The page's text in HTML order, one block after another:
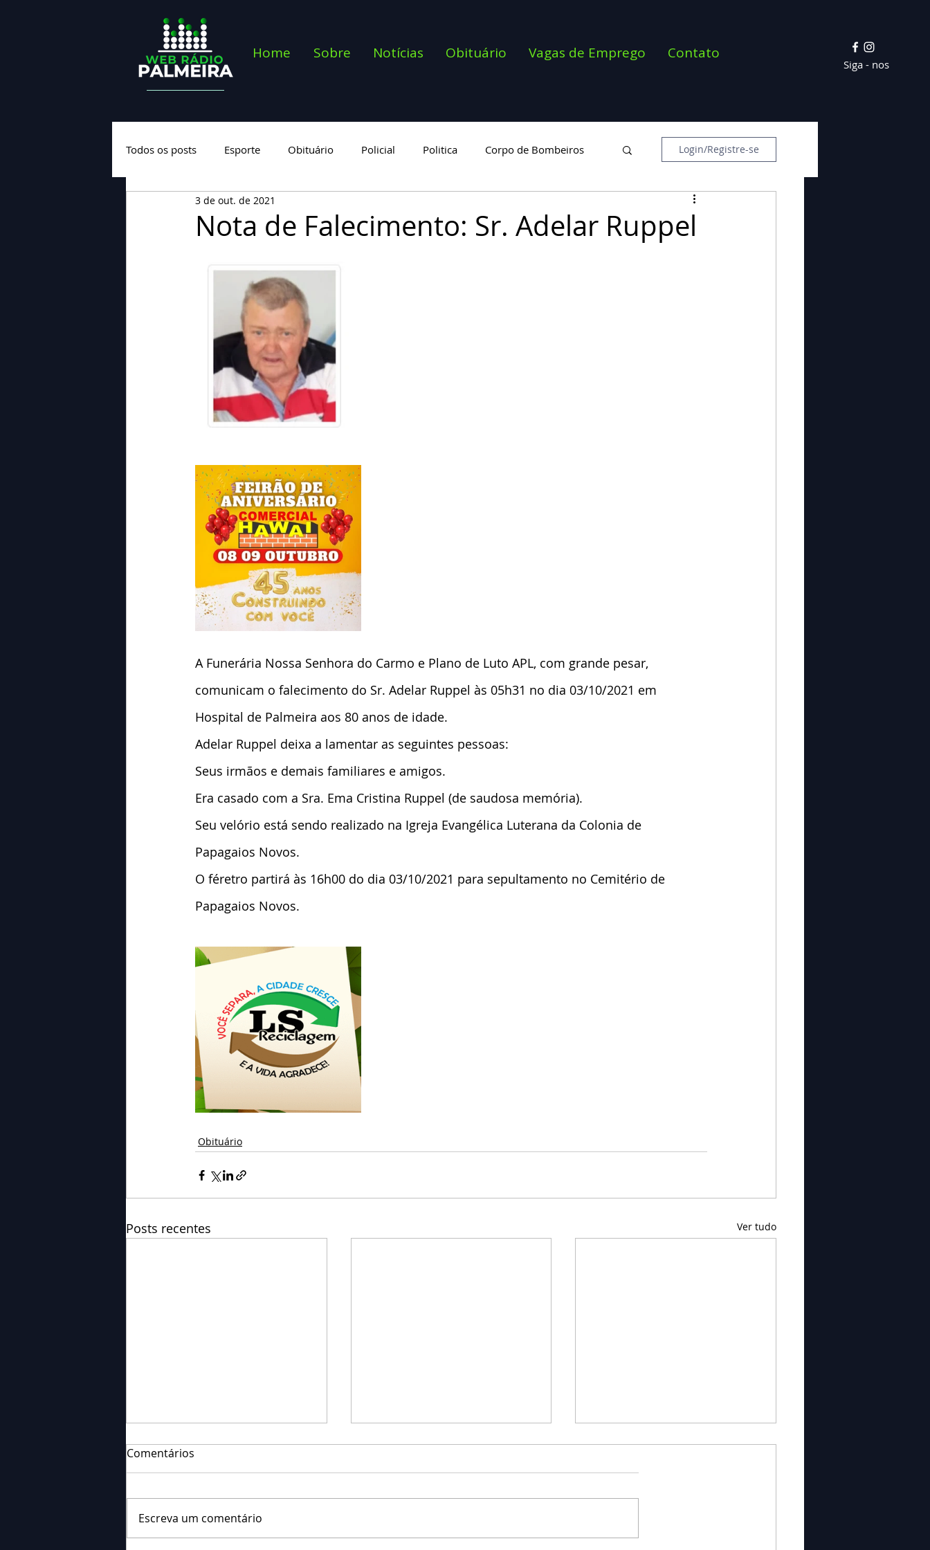
Home Sobre Notícias Obituário Vagas de Emprego Contato
Siga - nos
Todos os posts Esporte Obituário Policial Politica Corpo de Bombeiros
Geral Nova categoria
Login/Registre-se
Nota de Falecimento: Sr. Adelar Ruppel
3 de out. de 2021
A Funerária Nossa Senhora do Carmo e Plano de Luto APL, com grande pesar,
comunicam o falecimento do Sr. Adelar Ruppel às 05h31 no dia 03/10/2021 em
Hospital de Palmeira aos 80 anos de idade.
Adelar Ruppel deixa a lamentar as seguintes pessoas:
Seus irmãos e demais familiares e amigos.
Era casado com a Sra. Ema Cristina Ruppel (de saudosa memória).
Seu velório está sendo realizado na Igreja Evangélica Luterana da Colonia de
Papagaios Novos.
O féretro partirá às 16h00 do dia 03/10/2021 para sepultamento no Cemitério de
Papagaios Novos.
Obituário
Posts recentes Ver tudo
Comentários
Escreva um comentário